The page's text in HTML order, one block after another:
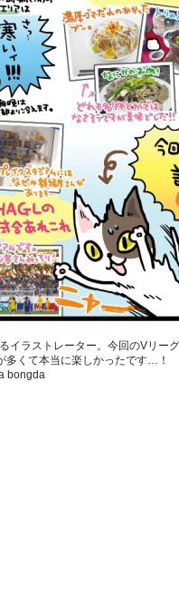
イラストレーター。今回のVリー
多くて本当に楽しかったです…！
bongda